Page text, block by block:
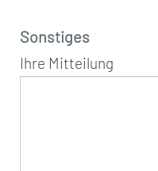
Sonstiges
Ihre Mitteilung